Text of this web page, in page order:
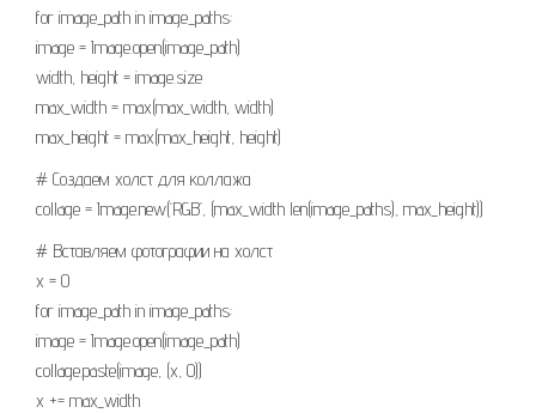
for image_path in image_paths:
image = Image.open(image_path)
width, height = image.size
max_width = max(max_width, width)
max_height = max(max_height, height)
# Создаем холст для коллажа
collage = Image.new(‘RGB’, (max_width len(image_paths), max_height))
# Вставляем фотографии на холст
x = 0
for image_path in image_paths:
image = Image.open(image_path)
collage.paste(image, (x, 0))
x += max_width